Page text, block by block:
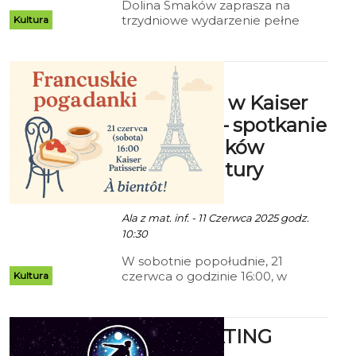
Kultura
Dolina Smaków zaprasza na
trzydniowe wydarzenie pełne
Od 20 do 22 czerwca mieszkańcy
Koszalina i okolic będą mogli
poczuć klimat prawdziwego
letniego festiwalu – z food
truckami, strefą relaksu i
wyjątkową Nocą Świętojańską.
Kultura
Francuskie
pogadanki w Kaiser
Patisserie – spotkanie
dla miłośników
języka i kultury
Francji
Ala z mat. inf. - 11 Czerwca 2025 godz.
10:30
W sobotnie popołudnie, 21
czerwca o godzinie 16:00, w
wszystkich, którzy chcą zanurzyć
się w brzmieniu języka
francuskiego – niezależnie od
NIGHTSKATING